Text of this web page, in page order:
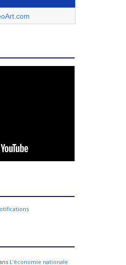
L’économie nationale